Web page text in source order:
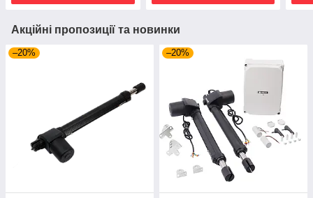
Акційні пропозиції та новинки
–20% –20%